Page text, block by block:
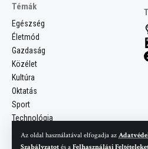
Az oldal használatával elfogadja az
Szabályzatot és a Felhasználási
Témák
Egészség
Életmód
Gazdaság
Közélet
Kultúra
Oktatás
Sport
Technológia